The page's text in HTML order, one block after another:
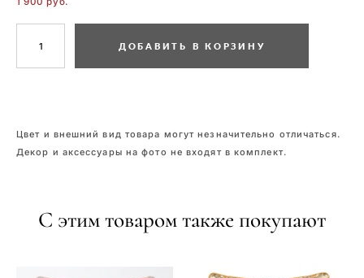
ДОБАВИТЬ В КОРЗИНУ
Цвет и внешний вид товара могут незначительно отличаться.
Декор и аксессуары на фото не входят в комплект.
С этим товаром также покупают